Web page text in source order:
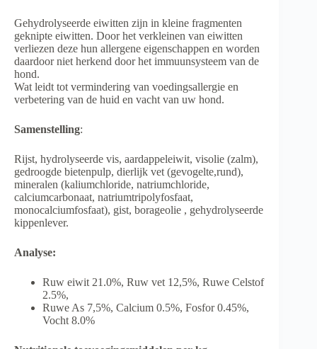
Gehydrolyseerde eiwitten zijn in kleine fragmenten
geknipte eiwitten. Door het verkleinen van eiwitten
verliezen deze hun allergene eigenschappen en worden
daardoor niet herkend door het immuunsysteem van de
hond.
Wat leidt tot vermindering van voedingsallergie en
verbetering van de huid en vacht van uw hond.
Samenstelling:
Rijst, hydrolyseerde vis, aardappeleiwit, visolie (zalm),
gedroogde bietenpulp, dierlijk vet (gevogelte,rund),
mineralen (kaliumchloride, natriumchloride,
calciumcarbonaat, natriumtripolyfosfaat,
monocalciumfosfaat), gist, borageolie , gehydrolyseerde
kippenlever.
Analyse:
Ruw eiwit 21.0%, Ruw vet 12,5%, Ruwe Celstof
2.5%,
Ruwe As 7,5%, Calcium 0.5%, Fosfor 0.45%,
Vocht 8.0%